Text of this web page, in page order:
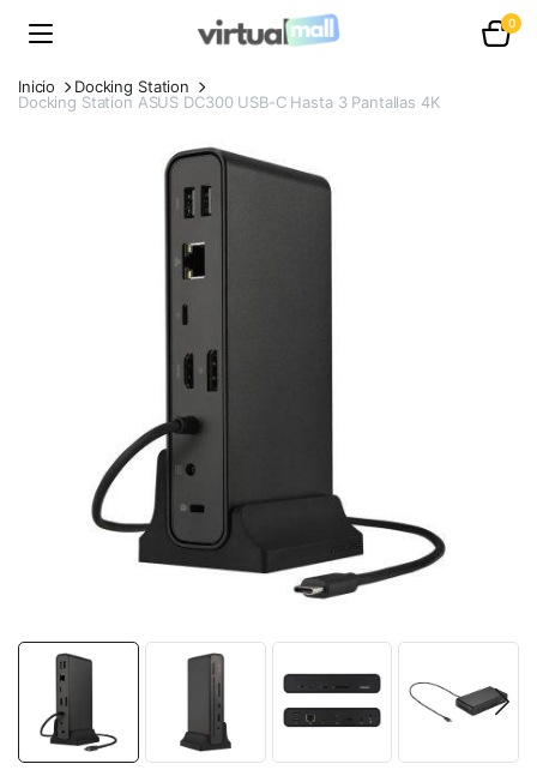
0
Inicio
Docking Station
Docking Station ASUS DC300 USB-C Hasta 3 Pantallas 4K